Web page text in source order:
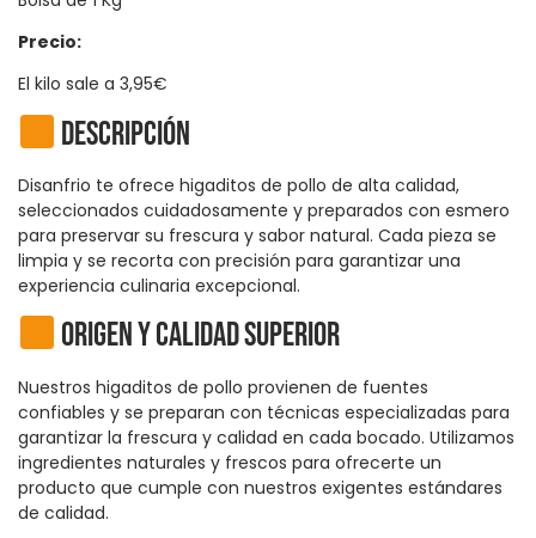
Precio:
El kilo sale a 3,95€
Descripción
Disanfrio te ofrece higaditos de pollo de alta calidad,
seleccionados cuidadosamente y preparados con esmero
para preservar su frescura y sabor natural. Cada pieza se
limpia y se recorta con precisión para garantizar una
experiencia culinaria excepcional.
Origen y calidad superior
Nuestros higaditos de pollo provienen de fuentes
confiables y se preparan con técnicas especializadas para
garantizar la frescura y calidad en cada bocado. Utilizamos
ingredientes naturales y frescos para ofrecerte un
producto que cumple con nuestros exigentes estándares
de calidad.